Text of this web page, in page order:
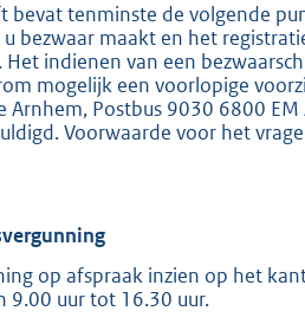
bevat tenminste de volgende
bezwaar maakt en het
indienen van een
mogelijk een voorlopige
Arnhem, Postbus 9030 6800
Voorwaarde voor het
op afspraak inzien op het
9.00 uur tot 16.30 uur.